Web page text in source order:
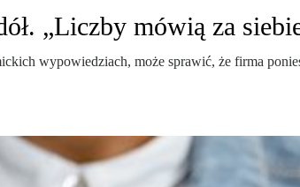
„Liczby mówią za
wypowiedziach, może sprawić, że firma